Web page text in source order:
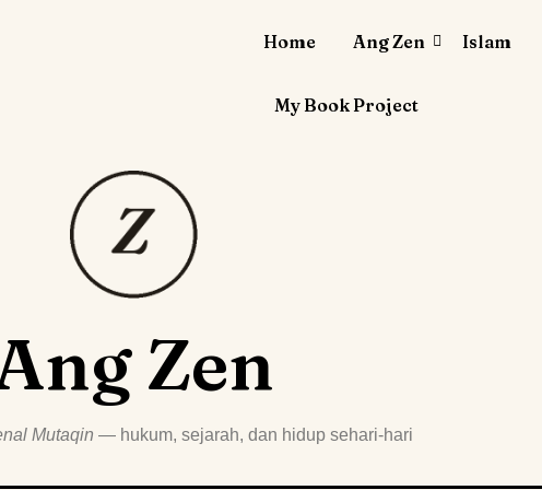
Home Ang Zen Islam
My Book Project
Zen
Mutaqin — hukum, sejarah, dan hidup sehari-hari